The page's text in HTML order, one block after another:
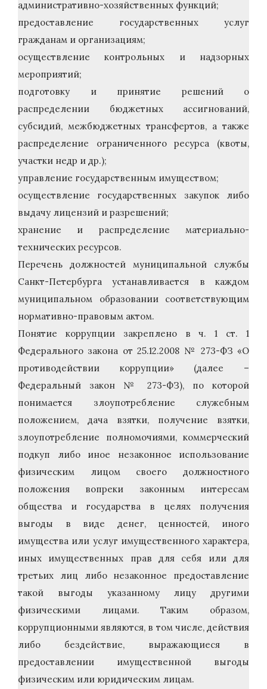
административно-хозяйственных функций;
предоставление государственных услуг
гражданам и организациям;
осуществление контрольных и надзорных
мероприятий;
подготовку и принятие решений о
распределении бюджетных ассигнований,
субсидий, межбюджетных трансфертов, а также
распределение ограниченного ресурса (квоты,
участки недр и др.);
управление государственным имуществом;
осуществление государственных закупок либо
выдачу лицензий и разрешений;
хранение и распределение материально-
технических ресурсов.
Перечень должностей муниципальной службы
Санкт-Петербурга устанавливается в каждом
муниципальном образовании соответствующим
нормативно-правовым актом.
Понятие коррупции закреплено в ч. 1 ст. 1
Федерального закона от 25.12.2008 № 273-ФЗ «О
противодействии коррупции» (далее –
Федеральный закон № 273-ФЗ), по которой
понимается злоупотребление служебным
положением, дача взятки, получение взятки,
злоупотребление полномочиями, коммерческий
подкуп либо иное незаконное использование
физическим лицом своего должностного
положения вопреки законным интересам
общества и государства в целях получения
выгоды в виде денег, ценностей, иного
имущества или услуг имущественного характера,
иных имущественных прав для себя или для
третьих лиц либо незаконное предоставление
такой выгоды указанному лицу другими
физическими лицами. Таким образом,
коррупционными являются, в том числе, действия
либо бездействие, выражающиеся в
предоставлении имущественной выгоды
физическим или юридическим лицам.